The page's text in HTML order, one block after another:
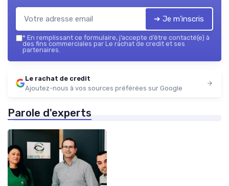
➔ Je m'inscris
* En remplissant ce formulaire, j’accepte d’être contacté(e) à
des fins commerciales par Le rachat de credit et ses
partenaires.
Le rachat de credit
Ajoutez-nous à vos sources préférées sur Google
Parole d'experts